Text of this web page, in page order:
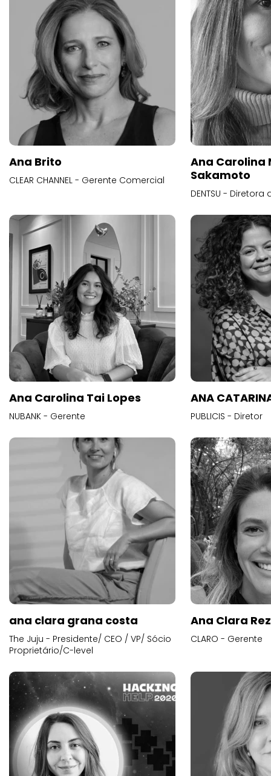
Ana Brito
CLEAR CHANNEL - Gerente Comercial
Ana Carolina
Sakamoto
DENTSU -
Ana Carolina Tai Lopes
NUBANK - Gerente
ANA
PUBLICIS - Diretor
ana clara grana costa
The Juju - Presidente/ CEO / VP/ Sócio
Proprietário/C-level
Ana Clara
CLARO - Gerente